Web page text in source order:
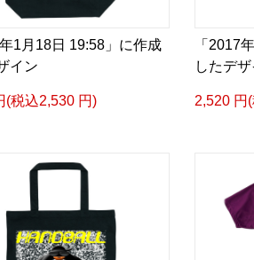
年1月18日 19:58」に作成
イン
(税込2,530 円)
「2017
したデ
2,520 円